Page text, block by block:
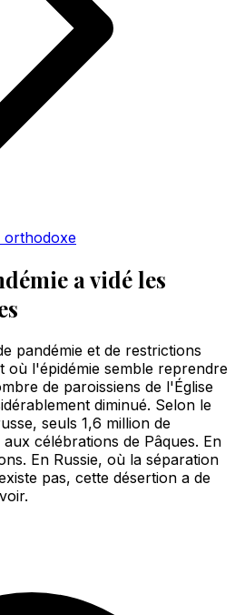
orthodoxe
a vidé les
pandémie et de restrictions
où l'épidémie semble reprendre
de paroissiens de l'Église
diminué. Selon le
seuls 1,6 million de
célébrations de Pâques. En
En Russie, où la séparation
pas, cette désertion a de